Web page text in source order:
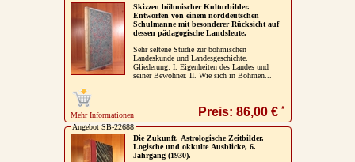
Skizzen böhmischer Kulturbilder.
Entworfen von einem norddeutschen
Schulmanne mit besonderer Rücksicht auf
dessen pädagogische Landsleute.
Sehr seltene Studie zur böhmischen
Landeskunde und Landesgeschichte.
Gliederung: I. Eigenheiten des Landes und
seiner Bewohner. II. Wie sich in Böhmen...
Mehr Informationen Preis: 86,00 € *
Angebot SB-22688
Die Zukunft. Astrologische Zeitbilder.
Logische und okkulte Ausblicke, 6.
Jahrgang (1930).